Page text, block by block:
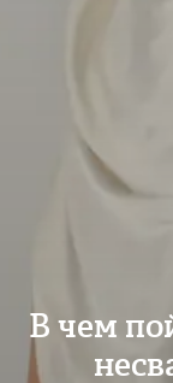
В чем